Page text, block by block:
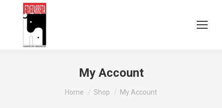
My Account
You are here:
Home Shop My Account